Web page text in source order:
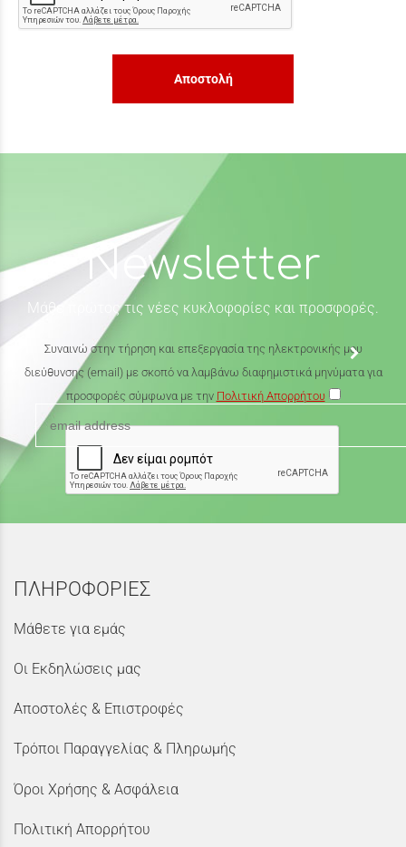
Αποστολή
Newsletter
Μάθε πρώτος τις νέες κυκλοφορίες και προσφορές.
Συναινώ στην τήρηση και επεξεργασία της ηλεκτρονικής μου
διεύθυνσης (email) με σκοπό να λαμβάνω διαφημιστικά μηνύματα για
προσφορές σύμφωνα με την Πολιτική Απορρήτου
ΠΛΗΡΟΦΟΡΙΕΣ
Μάθετε για εμάς
Οι Εκδηλώσεις μας
Αποστολές & Επιστροφές
Τρόποι Παραγγελίας & Πληρωμής
Όροι Χρήσης & Ασφάλεια
Πολιτική Απορρήτου